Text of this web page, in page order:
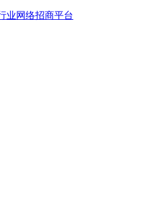
网络招商平台